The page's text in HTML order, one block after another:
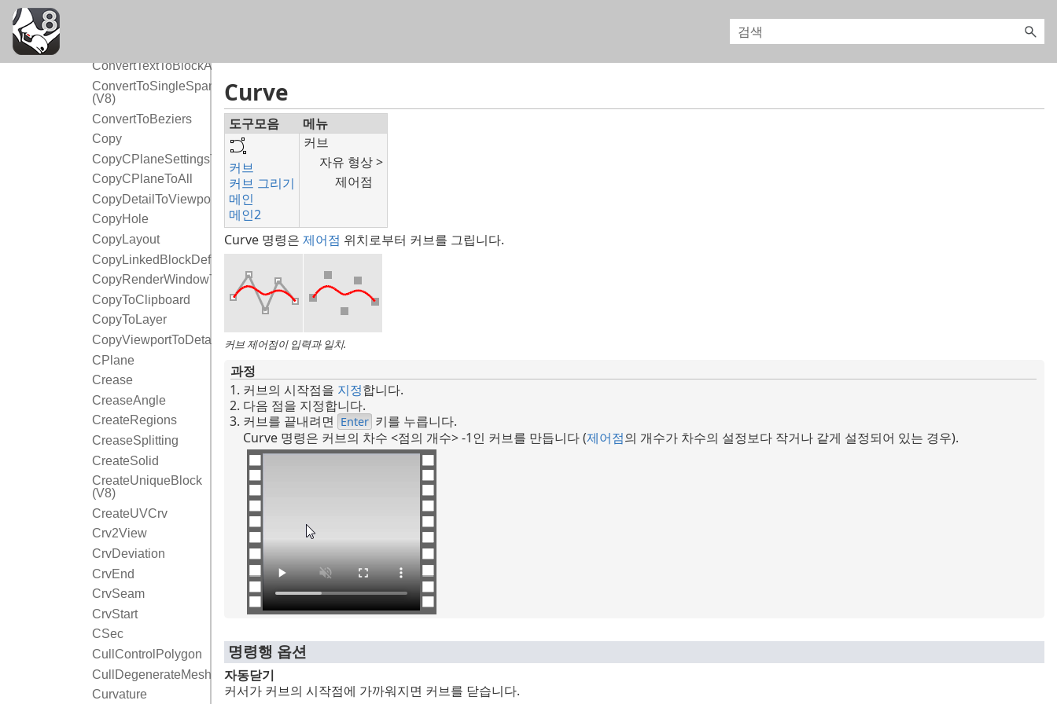
ConvertTextToBlockAttribute
ConvertToSingleSpans
(V8)
ConvertToBeziers
Copy
CopyCPlaneSettingsToAll
CopyCPlaneToAll
CopyDetailToViewport
CopyHole
CopyLayout
CopyLinkedBlockDefinition
CopyRenderWindowToClipboard
CopyToClipboard
CopyToLayer
CopyViewportToDetail
CPlane
Crease
CreaseAngle
CreateRegions
CreaseSplitting
CreateSolid
CreateUniqueBlock
(V8)
CreateUVCrv
Crv2View
CrvDeviation
CrvEnd
CrvSeam
CrvStart
CSec
CullControlPolygon
CullDegenerateMeshFaces
Curvature
Curve
도구모음 메뉴
커브
커브 그리기
메인
메인2
커브
자유 형상 >
제어점
Curve 명령은 제어점 위치로부터 커브를 그립니다.
커브 제어점이 입력과 일치.
과정
커브의 시작점을 지정합니다.
다음 점을 지정합니다.
커브를 끝내려면 Enter 키를 누릅니다.
Curve 명령은 커브의 차수 <점의 개수> -1인 커브를 만듭니다 (제어점의 개수가 차수의 설정보다 작거나 같게 설정되어 있는 경우).
명령행 옵션
자동닫기
커서가 커브의 시작점에 가까워지면 커브를 닫습니다.